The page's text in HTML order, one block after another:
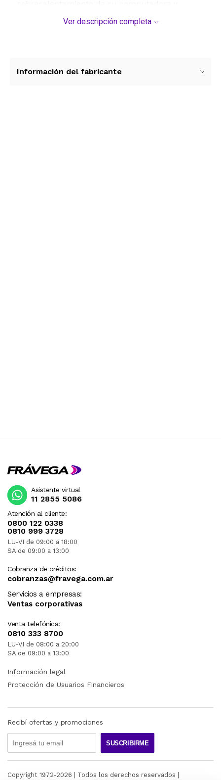
en los ganchos de sujecion, asegurando que su
Ver descripción completa
Información del fabricante
Atención al cliente:
0800 122 0338
0810 999 3728
LU-VI de 09:00 a 18:00
SA de 09:00 a 13:00
Cobranza de créditos:
cobranzas@fravega.com.ar
Servicios a empresas:
Ventas corporativas
Venta telefónica:
0810 333 8700
LU-VI de 08:00 a 20:00
SA de 09:00 a 13:00
Asistente virtual
11 2855 5086
Información legal
Protección de Usuarios Financieros
Recibí ofertas y promociones
SUSCRIBIRME
Copyright 1972-2026 | Todos los derechos reservados |